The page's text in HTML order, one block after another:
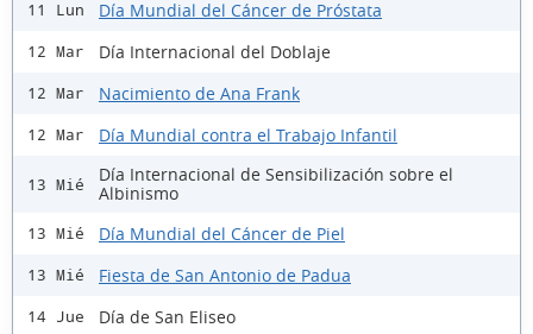
11 Lun Día Mundial del Cáncer de Próstata
12 Mar Día Internacional del Doblaje
12 Mar Nacimiento de Ana Frank
12 Mar Día Mundial contra el Trabajo Infantil
13 Mié
Día Internacional de Sensibilización sobre el
Albinismo
13 Mié Día Mundial del Cáncer de Piel
13 Mié Fiesta de San Antonio de Padua
14 Jue Día de San Eliseo